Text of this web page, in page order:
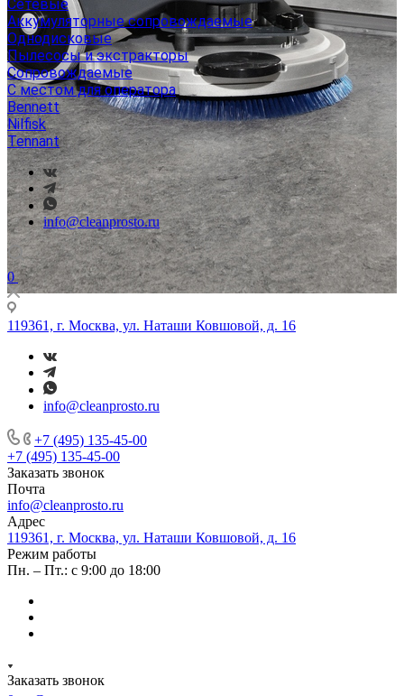
Сетевые
Аккумуляторные сопровождаемые
Однодисковые
Пылесосы и экстракторы
Сопровождаемые
С местом для оператора
Bennett
Nilfisk
Tennant
info@cleanprosto.ru
0
119361, г. Москва, ул. Наташи Ковшовой, д. 16
info@cleanprosto.ru
+7 (495) 135-45-00
+7 (495) 135-45-00
Заказать звонок
Почта
info@cleanprosto.ru
Адрес
119361, г. Москва, ул. Наташи Ковшовой, д. 16
Режим работы
Пн. – Пт.: с 9:00 до 18:00
Заказать звонок